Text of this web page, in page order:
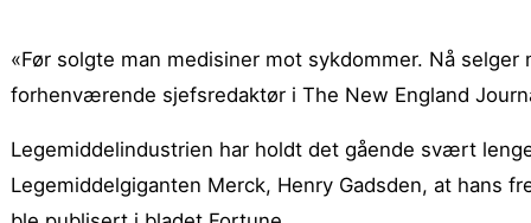
«Før solgte man medisiner mot sykdommer. Nå
forhenværende sjefsredaktør i The New England
Legemiddelindustrien har holdt det gående svært
Legemiddelgiganten Merck, Henry Gadsden, at hans